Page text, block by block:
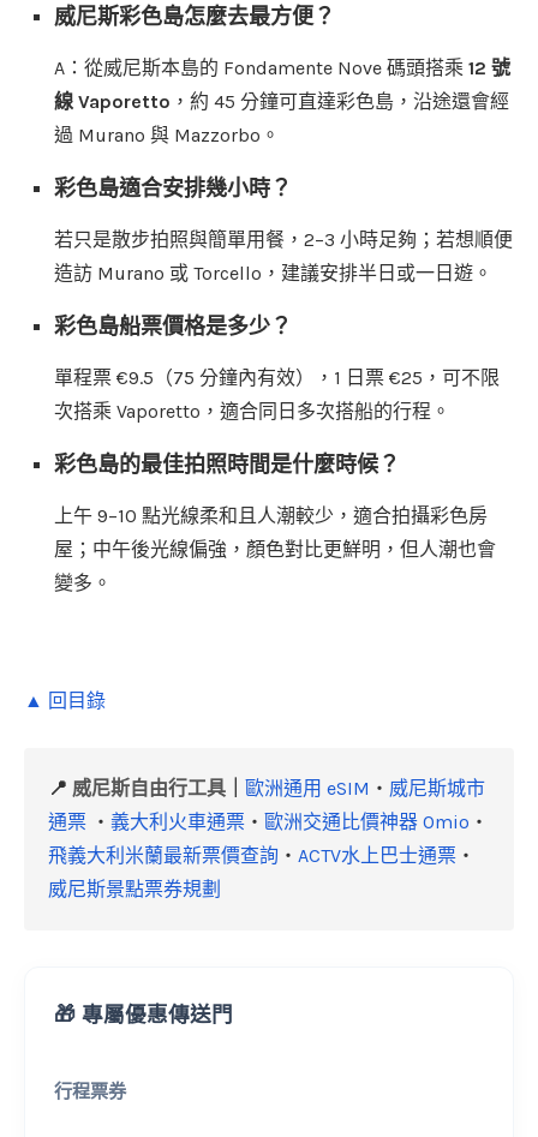
威尼斯彩色島怎麼去最方便？
A：從威尼斯本島的 Fondamente Nove 碼頭搭乘 12 號
線 Vaporetto ，約 45 分鐘可直達彩色島，沿途還會經
過 Murano 與 Mazzorbo。
彩色島適合安排幾小時？
若只是散步拍照與簡單用餐，2–3 小時足夠；若想順便
造訪 Murano 或 Torcello，建議安排半日或一日遊。
彩色島船票價格是多少？
單程票 €9.5（75 分鐘內有效），1 日票 €25，可不限
次搭乘 Vaporetto，適合同日多次搭船的行程。
彩色島的最佳拍照時間是什麼時候？
上午 9–10 點光線柔和且人潮較少，適合拍攝彩色房
屋；中午後光線偏強，顏色對比更鮮明，但人潮也會
變多。
▲ 回目錄
📍 威尼斯自由行工具 歐洲通用 eSIM ・ 威尼斯城市
通票 ・ 義大利火車通票 ・ 歐洲交通比價神器 Omio ・
飛義大利米蘭最新票價查詢 ・ ACTV水上巴士通票 ・
威尼斯景點票券規劃
🎁 專屬優惠傳送門
行程票券